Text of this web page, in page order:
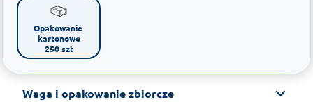
Opakowanie
kartonowe
250 szt
Waga i opakowanie zbiorcze